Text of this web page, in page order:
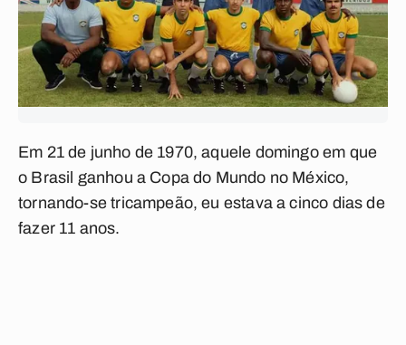
Em 21 de junho de 1970, aquele domingo em que
o Brasil ganhou a Copa do Mundo no México,
tornando-se tricampeão, eu estava a cinco dias de
fazer 11 anos.